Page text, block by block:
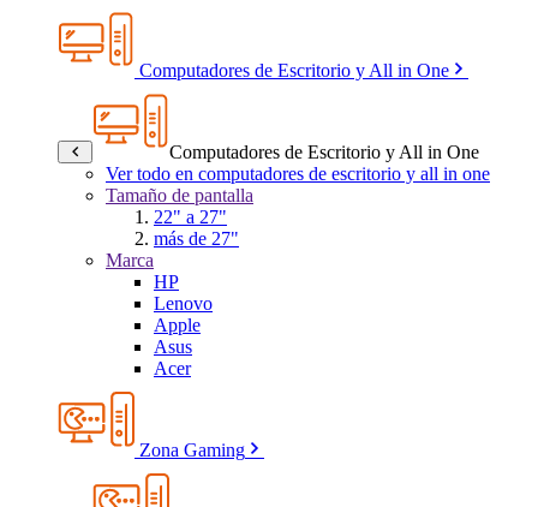
Computadores de Escritorio y All in One
Computadores de Escritorio y All in One
Ver todo en computadores de escritorio y all in one
Tamaño de pantalla
22" a 27"
más de 27"
Marca
HP
Lenovo
Apple
Asus
Acer
Zona Gaming